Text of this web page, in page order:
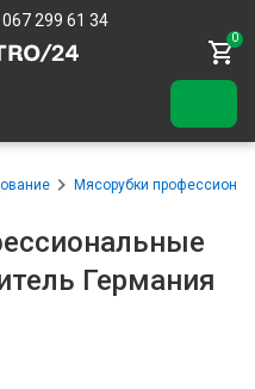
067 299 61 34
0
Мясорубки
Германия